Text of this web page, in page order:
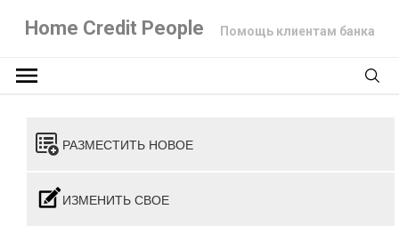
Home Credit People Помощь клиентам банка
РАЗМЕСТИТЬ НОВОЕ
ИЗМЕНИТЬ СВОЕ